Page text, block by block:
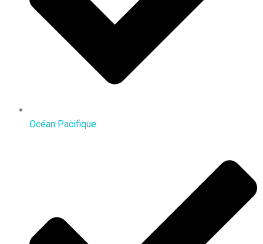
Océan Pacifique